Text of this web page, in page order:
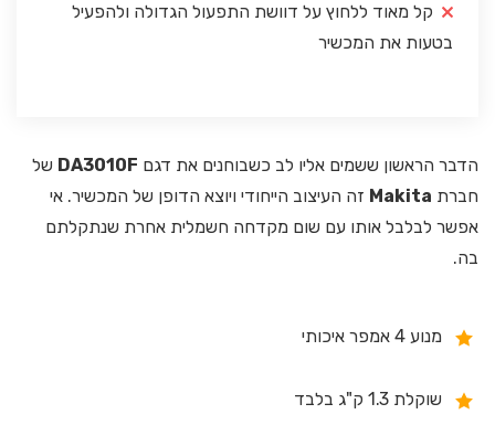
קל מאוד ללחוץ על דוושת התפעול הגדולה ולהפעיל
בטעות את המכשיר
הדבר הראשון ששמים אליו לב כשבוחנים את דגם DA3010F של
חברת Makita זה העיצוב הייחודי ויוצא הדופן של המכשיר. אי
אפשר לבלבל אותו עם שום מקדחה חשמלית אחרת שנתקלתם
בה.
מנוע 4 אמפר איכותי
שוקלת 1.3 ק"ג בלבד